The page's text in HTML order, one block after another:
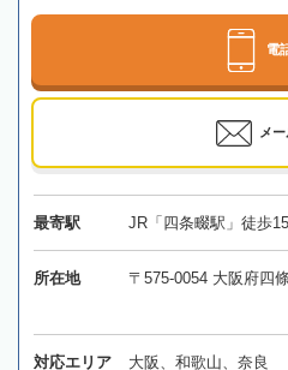
電
メ
最寄駅 JR「四条畷駅」徒歩
所在地 〒575-0054 大阪府四
対応エリア 大阪、和歌山、奈良